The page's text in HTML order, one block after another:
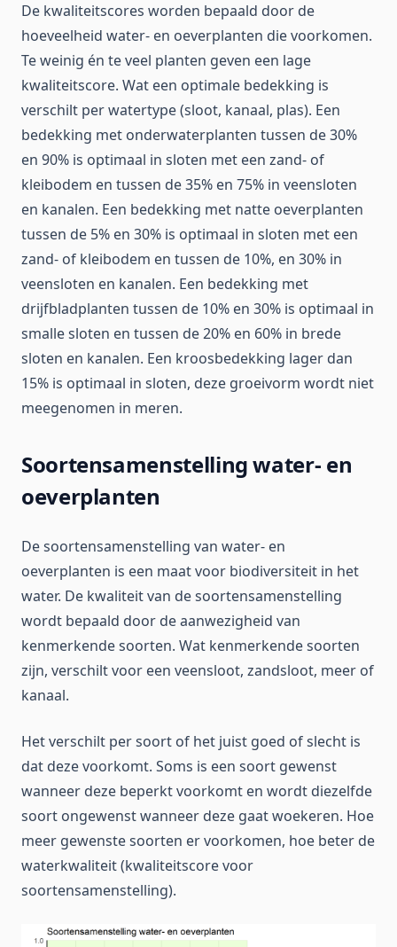
De kwaliteitscores worden bepaald door de
hoeveelheid water- en oeverplanten die voorkomen.
Te weinig én te veel planten geven een lage
kwaliteitscore. Wat een optimale bedekking is
verschilt per watertype (sloot, kanaal, plas). Een
bedekking met onderwaterplanten tussen de 30%
en 90% is optimaal in sloten met een zand- of
kleibodem en tussen de 35% en 75% in veensloten
en kanalen. Een bedekking met natte oeverplanten
tussen de 5% en 30% is optimaal in sloten met een
zand- of kleibodem en tussen de 10%, en 30% in
veensloten en kanalen. Een bedekking met
drijfbladplanten tussen de 10% en 30% is optimaal in
smalle sloten en tussen de 20% en 60% in brede
sloten en kanalen. Een kroosbedekking lager dan
15% is optimaal in sloten, deze groeivorm wordt niet
meegenomen in meren.
Soortensamenstelling water- en
oeverplanten
De soortensamenstelling van water- en
oeverplanten is een maat voor biodiversiteit in het
water. De kwaliteit van de soortensamenstelling
wordt bepaald door de aanwezigheid van
kenmerkende soorten. Wat kenmerkende soorten
zijn, verschilt voor een veensloot, zandsloot, meer of
kanaal.
Het verschilt per soort of het juist goed of slecht is
dat deze voorkomt. Soms is een soort gewenst
wanneer deze beperkt voorkomt en wordt diezelfde
soort ongewenst wanneer deze gaat woekeren. Hoe
meer gewenste soorten er voorkomen, hoe beter de
waterkwaliteit (kwaliteitscore voor
soortensamenstelling).